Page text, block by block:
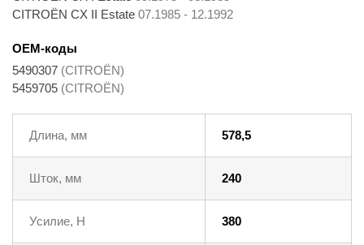
CITROËN CX II Estate 07.1985 - 12.1992
OEM-коды
5490307 (CITROËN)
5459705 (CITROËN)
Длина, мм 578,5
Шток, мм 240
Усилие, Н 380